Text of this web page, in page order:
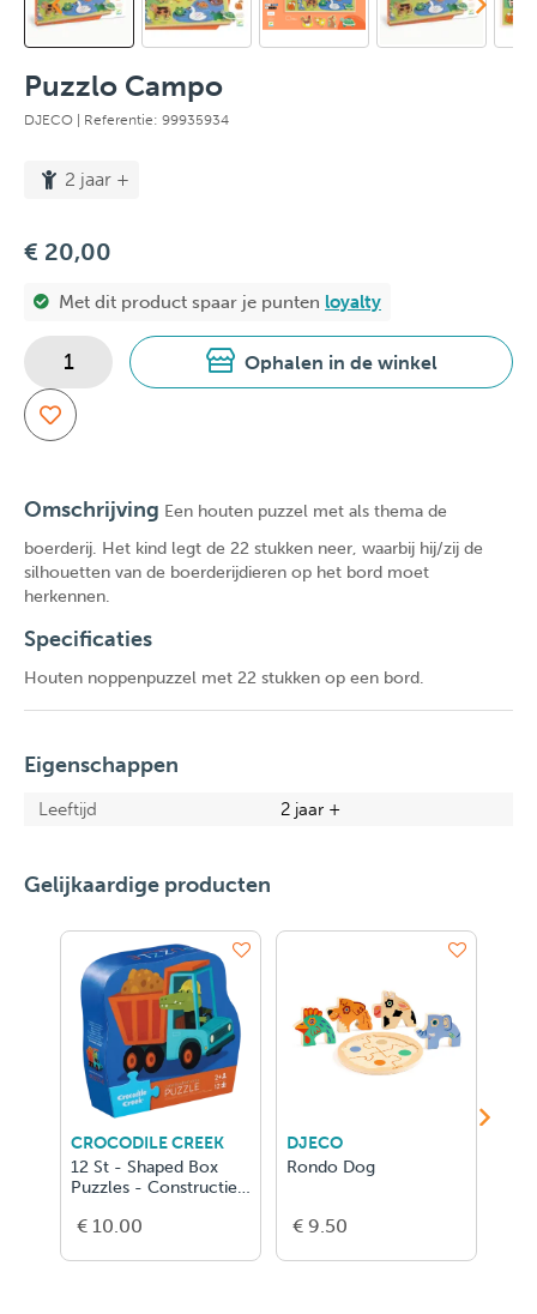
Puzzlo Campo
DJECO | Referentie: 99935934
2 jaar +
€ 20,00
Met dit product spaar je punten loyalty
Ophalen in de winkel
Omschrijving Een houten puzzel met als thema de
boerderij. Het kind legt de 22 stukken neer, waarbij hij/zij de
silhouetten van de boerderijdieren op het bord moet
herkennen.
Specificaties
Houten noppenpuzzel met 22 stukken op een bord.
Eigenschappen
Leeftijd 2 jaar +
Gelijkaardige producten
CROCODILE CREEK
12 St - Shaped Box
Puzzles - Constructie
€ 10.00
DJECO
Rondo Dog
€ 9.50